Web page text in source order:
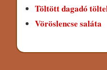
Töltött dagadó
Vöröslencse saláta